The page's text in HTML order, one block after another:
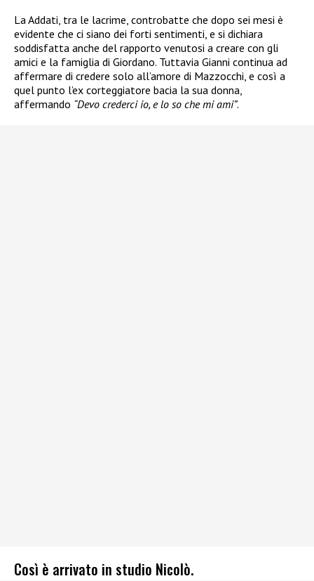
La Addati, tra le lacrime, controbatte che dopo sei mesi è
evidente che ci siano dei forti sentimenti, e si dichiara
soddisfatta anche del rapporto venutosi a creare con gli
amici e la famiglia di Giordano. Tuttavia Gianni continua ad
affermare di credere solo all’amore di Mazzocchi, e così a
quel punto l’ex corteggiatore bacia la sua donna,
affermando “Devo crederci io, e lo so che mi ami”.
Così è arrivato in studio Nicolò.